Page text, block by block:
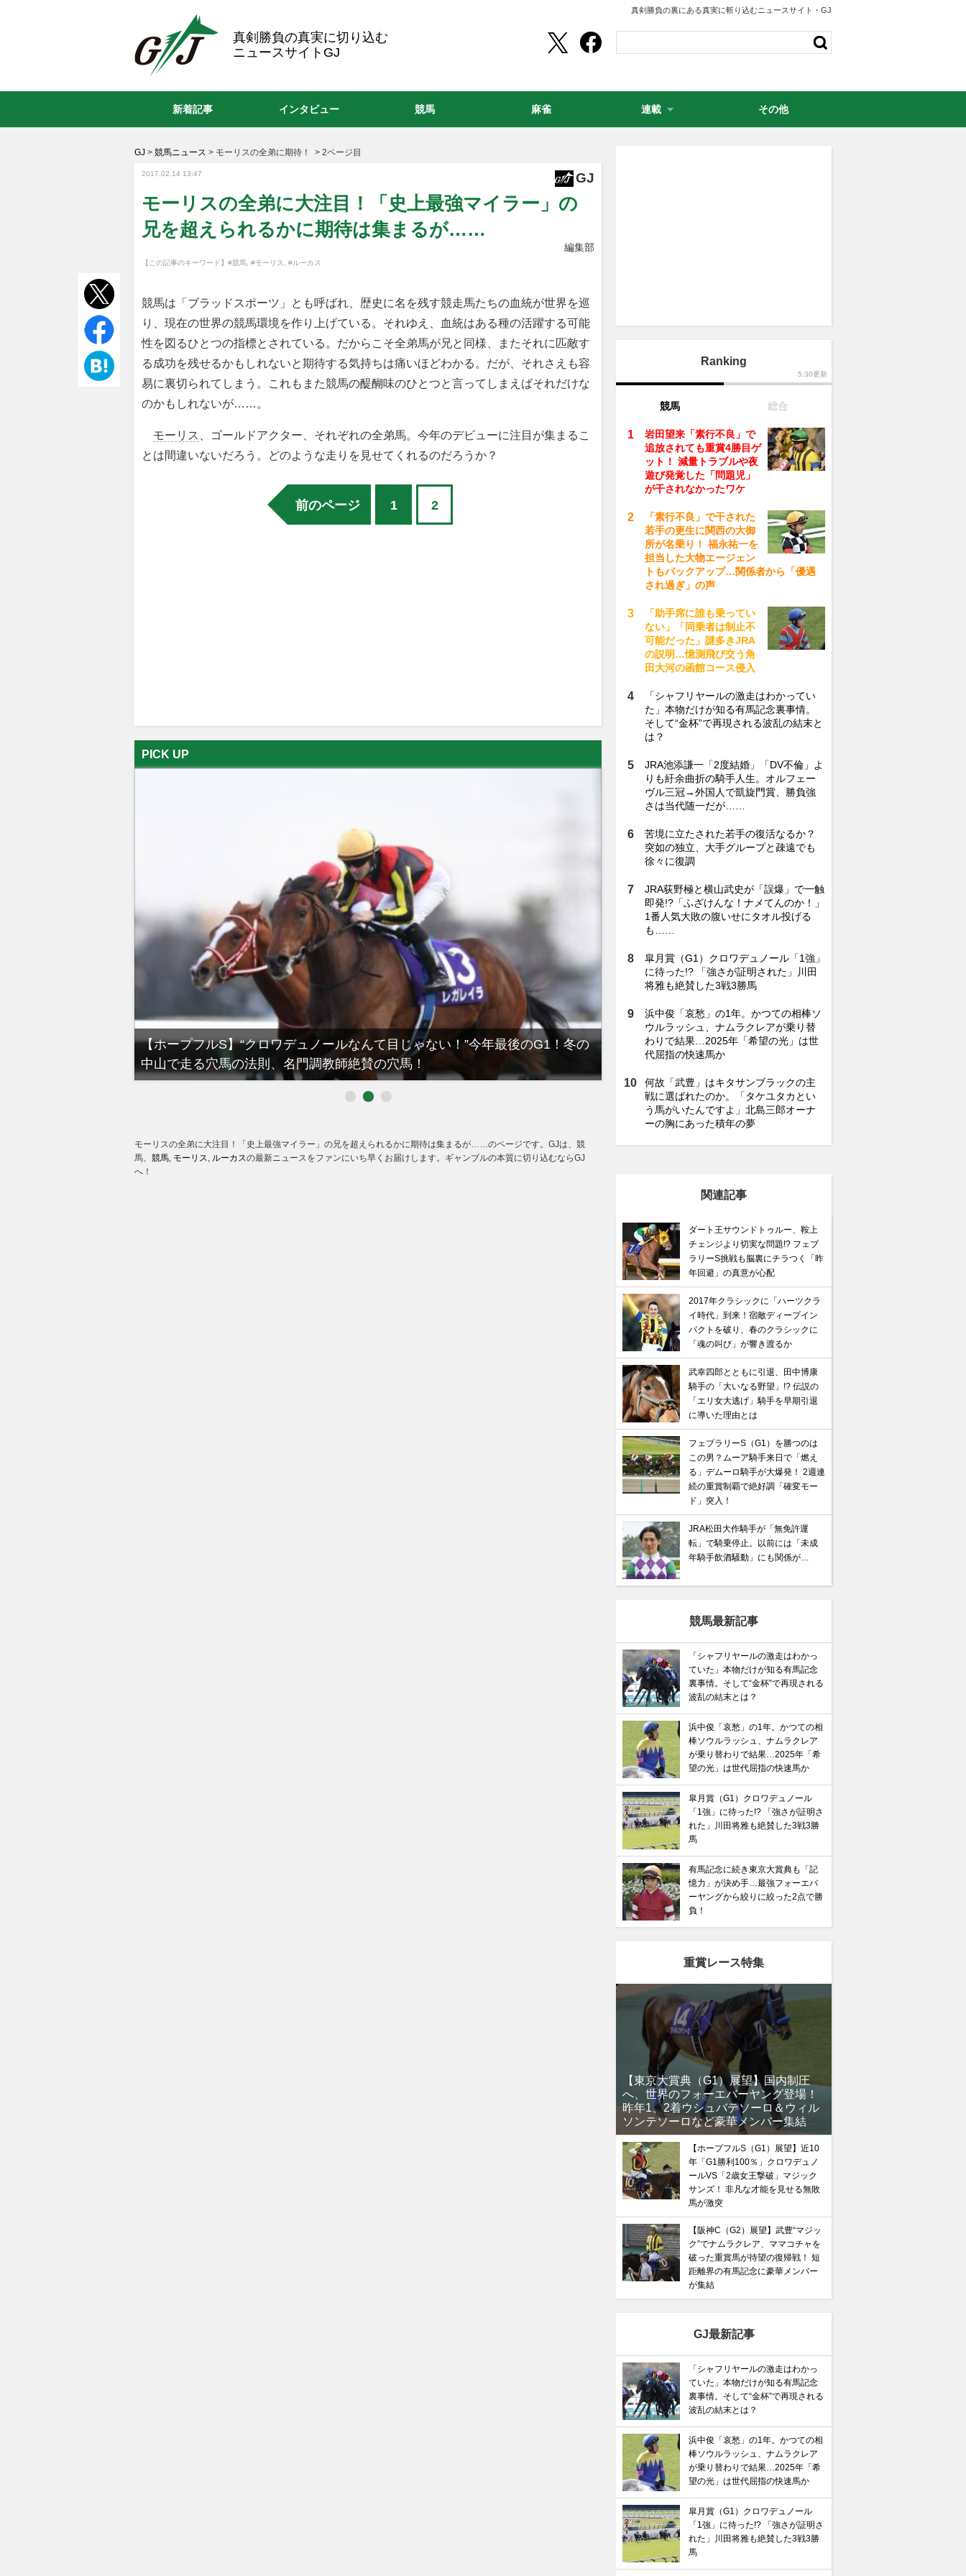
真剣勝負の裏にある真実に斬り込むニュースサイト・GJ
真剣勝負の真実に切り込む
ニュースサイトGJ
GJ > 競馬ニュース > モーリスの全弟に期待！ > 2ページ目
2017.02.14 13:47 GJ
モーリスの全弟に大注目！「史上最強マイラー」の
兄を超えられるかに期待は集まるが……
編集部
【この記事のキーワード】 #競馬 #モーリス #ルーカス
競馬は「ブラッドスポーツ」とも呼ばれ、歴史に名を残す競走馬たちの血統が世界を巡
り、現在の世界の競馬環境を作り上げている。それゆえ、血統はある種の活躍する可能
性を図るひとつの指標とされている。だからこそ全弟馬が兄と同様、またそれに匹敵す
る成功を残せるかもしれないと期待する気持ちは痛いほどわかる。だが、それさえも容
易に裏切られてしまう。これもまた競馬の醍醐味のひとつと言ってしまえばそれだけな
のかもしれないが……。
モーリス
、ゴールドアクター、それぞれの全弟馬。今年のデビューに注目が集まるこ
とは間違いないだろう。どのような走りを見せてくれるのだろうか？
前のページ 1 2
PICK UP
【ホープフルS】“クロワデュノールなんて目じゃない！”今年最後のG1！冬の
中山で走る穴馬の法則、名門調教師絶賛の穴馬！
【有馬記念】武豊×ドウデュースを逆転できる候補3頭！と絶
るべき“隠れ穴馬！”
モーリスの全弟に大注目！「史上最強マイラー」の兄を超えられるかに期待は集まるが……のページです。GJは、競
馬、 競馬, モーリス, ルーカスの最新ニュースをファンにいち早くお届けします。ギャンブルの本質に切り込むならGJ
へ！
Ranking
5:30更新
競馬 総合
岩田望来「素行不良」で
追放されても重賞4勝目ゲ
ット！ 減量トラブルや夜
遊び発覚した「問題児」
が干されなかったワケ
「素行不良」で干された
若手の更生に関西の大御
所が名乗り！ 福永祐一を
担当した大物エージェン
トもバックアップ…関係者から「優遇
され過ぎ」の声
「助手席に誰も乗ってい
ない」「同乗者は制止不
可能だった」謎多きJRA
の説明…憶測飛び交う角
田大河の函館コース侵入
「シャフリヤールの激走はわかってい
た」本物だけが知る有馬記念裏事情。
そして“金杯”で再現される波乱の結末と
は？
JRA池添謙一「2度結婚」「DV不倫」よ
りも紆余曲折の騎手人生。オルフェー
ヴル三冠→外国人で凱旋門賞、勝負強
さは当代随一だが……
苦境に立たされた若手の復活なるか？
突如の独立、大手グループと疎遠でも
徐々に復調
JRA荻野極と横山武史が「誤爆」で一触
即発!?「ふざけんな！ナメてんのか！」
1番人気大敗の腹いせにタオル投げる
も……
皐月賞（G1）クロワデュノール「1強」
に待った!? 「強さが証明された」川田
将雅も絶賛した3戦3勝馬
浜中俊「哀愁」の1年。かつての相棒ソ
ウルラッシュ、ナムラクレアが乗り替
わりで結果…2025年「希望の光」は世
代屈指の快速馬か
何故「武豊」はキタサンブラックの主
戦に選ばれたのか。「タケユタカとい
う馬がいたんですよ」北島三郎オーナ
ーの胸にあった積年の夢
関連記事
ダート王サウンドトゥルー、鞍上
チェンジより切実な問題!? フェブ
ラリーS挑戦も脳裏にチラつく「昨
年回避」の真意が心配
2017年クラシックに「ハーツクラ
イ時代」到来！宿敵ディープイン
パクトを破り、春のクラシックに
「魂の叫び」が響き渡るか
武幸四郎とともに引退、田中博康
騎手の「大いなる野望」!? 伝説の
「エリ女大逃げ」騎手を早期引退
に導いた理由とは
フェブラリーS（G1）を勝つのは
この男？ムーア騎手来日で「燃え
る」デムーロ騎手が大爆発！ 2週連
続の重賞制覇で絶好調「確変モー
ド」突入！
JRA松田大作騎手が「無免許運
転」で騎乗停止。以前には「未成
年騎手飲酒騒動」にも関係が…
競馬最新記事
「シャフリヤールの激走はわかっ
ていた」本物だけが知る有馬記念
裏事情。そして“金杯”で再現される
波乱の結末とは？
浜中俊「哀愁」の1年。かつての相
棒ソウルラッシュ、ナムラクレア
が乗り替わりで結果…2025年「希
望の光」は世代屈指の快速馬か
皐月賞（G1）クロワデュノール
「1強」に待った!? 「強さが証明さ
れた」川田将雅も絶賛した3戦3勝
馬
有馬記念に続き東京大賞典も「記
憶力」が決め手…最強フォーエバ
ーヤングから絞りに絞った2点で勝
負！
重賞レース特集
【東京大賞典（G1）展望】国内制圧
へ、世界のフォーエバーヤング登場！
昨年1、2着ウシュバテソーロ＆ウィル
ソンテソーロなど豪華メンバー集結
【ホープフルS（G1）展望】近10
年「G1勝利100％」クロワデュノ
ールVS「2歳女王撃破」マジック
サンズ！ 非凡な才能を見せる無敗
馬が激突
【阪神C（G2）展望】武豊“マジッ
ク”でナムラクレア、ママコチャを
破った重賞馬が待望の復帰戦！ 短
距離界の有馬記念に豪華メンバー
が集結
GJ最新記事
「シャフリヤールの激走はわかっ
ていた」本物だけが知る有馬記念
裏事情。そして“金杯”で再現される
波乱の結末とは？
浜中俊「哀愁」の1年。かつての相
棒ソウルラッシュ、ナムラクレア
が乗り替わりで結果…2025年「希
望の光」は世代屈指の快速馬か
皐月賞（G1）クロワデュノール
「1強」に待った!? 「強さが証明さ
れた」川田将雅も絶賛した3戦3勝
馬
新着記事 インタビュー 競馬 麻雀 連載 その他